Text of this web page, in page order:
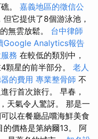
。 嘉義地區的徵信公
它提供了8個游泳池，
無雲放鬆。 台中律師
Google Analytics報告
務 在較低的類別中，
顆星的前半部分。 老人
的費用 專業整骨師 不
行首次旅行。 早春，
天氣令人驚訝。 那是一
以在餐廳品嚐海鮮美食
價格是第納爾13。 阿